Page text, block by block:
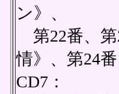
ン》、
第22番、第
情》、第24
CD7：